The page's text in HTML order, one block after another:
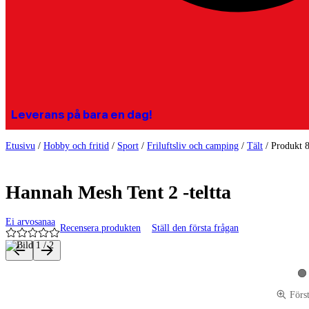
Leverans på bara en dag!
Etusivu / Hobby och fritid / Sport / Friluftsliv och camping / Tält / Produkt
Hannah Mesh Tent 2 -teltta
Ei arvosanaa
Recensera produkten Ställ den första frågan
Produktbilder och videor